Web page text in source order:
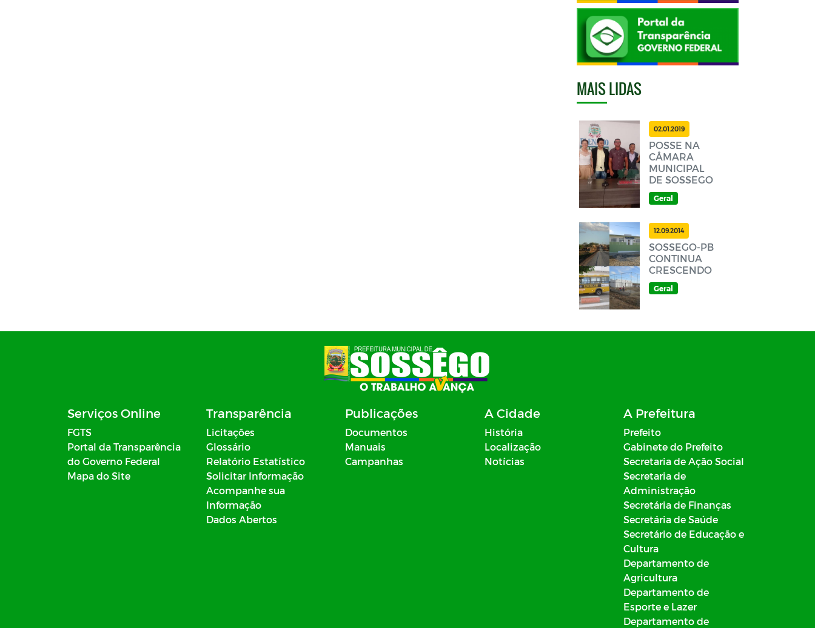
MAIS LIDAS
02.01.2019
POSSE NA
CÂMARA
MUNICIPAL
DE SOSSEGO
Geral
12.09.2014
SOSSEGO-PB
CONTINUA
CRESCENDO
Geral
Serviços Online
FGTS
Portal da Transparência
do Governo Federal
Mapa do Site
Transparência
Licitações
Glossário
Relatório Estatístico
Solicitar Informação
Acompanhe sua
Informação
Dados Abertos
Publicações
Documentos
Manuais
Campanhas
A Cidade
História
Localização
Notícias
A Prefeitura
Prefeito
Gabinete do Prefeito
Secretaria de Ação Social
Secretaria de
Administração
Secretária de Finanças
Secretária de Saúde
Secretário de Educação e
Cultura
Departamento de
Agricultura
Departamento de
Esporte e Lazer
Departamento de